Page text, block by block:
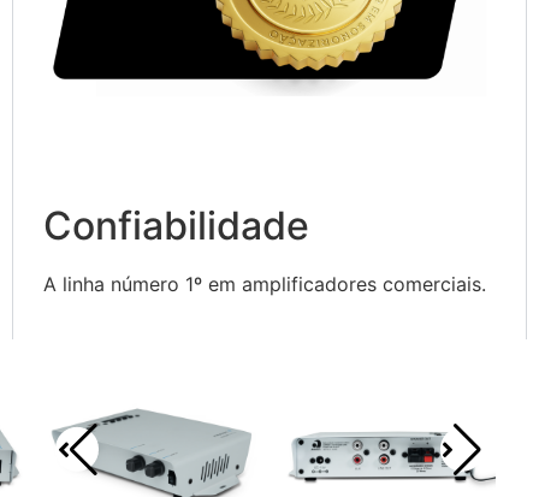
Confiabilidade
A linha número 1º em amplificadores comerciais.